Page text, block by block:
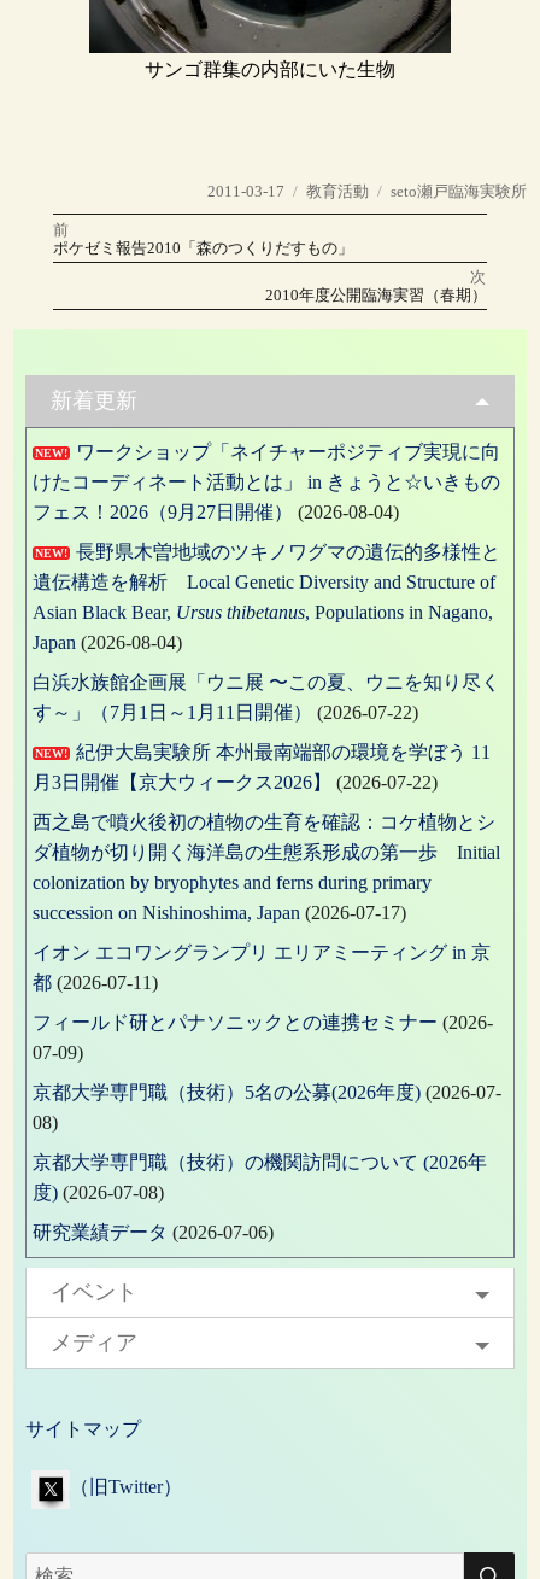
サンゴ群集の内部にいた生物
投
稿
日:
2011-03-17
カ
テ
ゴ
リ
ー
教育活動
タ
グ
seto瀬戸臨海実験所
投
ナ
ゲ
ー
シ
ョ
ン
前
前
の
ポケゼミ報告2010「森のつくりだすもの」
次
の
2010年度公開臨海実習（春期）
新着更新
NEW!
ワークショップ「ネイチャーポジティブ実現に向
けたコーディネート活動とは」 in きょうと☆いきもの
フェス！2026（9月27日開催）
(2026-08-04)
NEW!
長野県木曽地域のツキノワグマの遺伝的多様性と
遺伝構造を解析 Local Genetic Diversity and Structure of
Asian Black Bear, Ursus thibetanus, Populations in Nagano,
Japan (2026-08-04)
白浜水族館企画展「ウニ展 〜この夏、ウニを知り尽く
す～」（7月1日～1月11日開催）
(2026-07-22)
NEW!
紀伊大島実験所 本州最南端部の環境を学ぼう 11
月3日開催【京大ウィークス2026】
(2026-07-22)
西之島で噴火後初の植物の生育を確認：コケ植物とシ
ダ植物が切り開く海洋島の生態系形成の第一歩 Initial
colonization by bryophytes and ferns during primary
succession on Nishinoshima, Japan (2026-07-17)
イオン エコワングランプリ エリアミーティング in 京
都 (2026-07-11)
フィールド研とパナソニックとの連携セミナー (2026-
07-09)
京都大学専門職（技術）5名の公募(2026年度) (2026-07-
08)
京都大学専門職（技術）の機関訪問について (2026年
度) (2026-07-08)
研究業績データ (2026-07-06)
イベント
メディア
サイトマップ
（旧Twitter）
検
検